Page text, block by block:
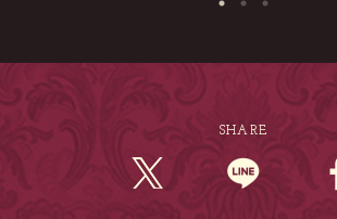
SHARE